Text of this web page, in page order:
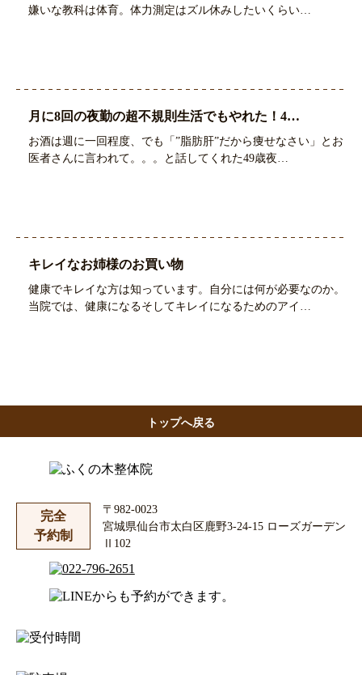
嫌いな教科は体育。体力測定はズル休みしたいくらい…
月に8回の夜勤の超不規則生活でもやれた！4…
お酒は週に一回程度、でも「”脂肪肝”だから痩せなさい」とお
医者さんに言われて。。。と話してくれた49歳夜…
キレイなお姉様のお買い物
健康でキレイな方は知っています。自分には何が必要なのか。
当院では、健康になるそしてキレイになるためのアイ…
トップへ戻る
完全
予約制
〒982-0023
宮城県仙台市太白区鹿野3-24-15 ローズガーデン
Ⅱ102